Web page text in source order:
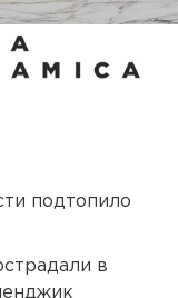
подтопило
в